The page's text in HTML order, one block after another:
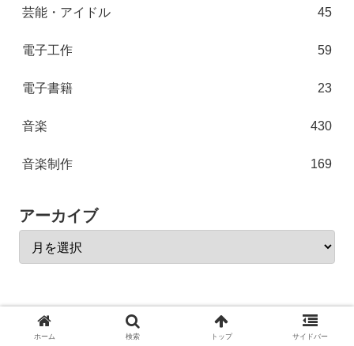
芸能・アイドル 45
電子工作 59
電子書籍 23
音楽 430
音楽制作 169
アーカイブ
point of view point
ホーム 検索 トップ サイドバー